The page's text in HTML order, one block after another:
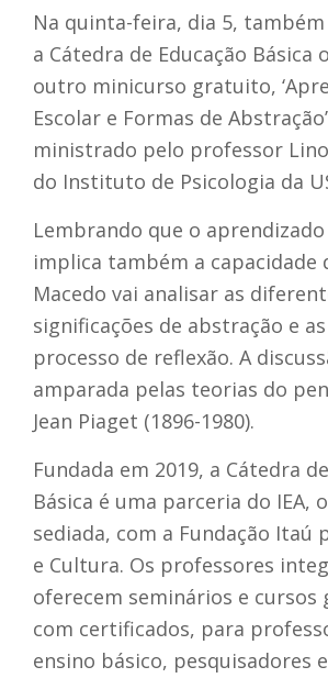
Na quinta-feira, dia 5, também
a Cátedra de Educação Básica
outro minicurso gratuito,
Escolar e Formas de
ministrado pelo professor
do Instituto de Psicologia da
Lembrando que o aprendizado
implica também a capacidade
Macedo vai analisar as
significações de abstração e
processo de reflexão. A
amparada pelas teorias do
Jean Piaget (1896-1980).
Fundada em 2019, a Cátedra
Básica é uma parceria do IEA,
sediada, com a Fundação Itaú
e Cultura. Os professores
oferecem seminários e cursos
com certificados, para
ensino básico, pesquisadores